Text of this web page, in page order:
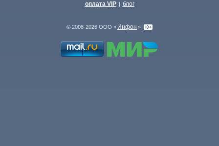
оплата VIP | блог
© 2008-2026 ООО « Инфон »